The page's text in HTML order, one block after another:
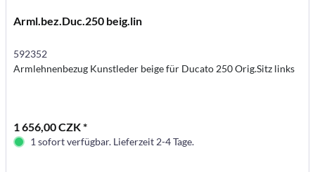
Arml.bez.Duc.250 beig.lin
592352
Armlehnenbezug Kunstleder beige für Ducato 250 Orig.Sitz links
1 656,00 CZK *
1 sofort verfügbar. Lieferzeit 2-4 Tage.